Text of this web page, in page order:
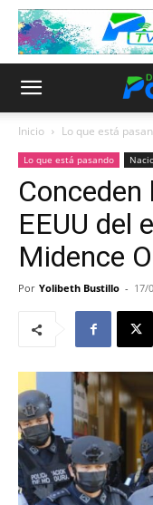
Inicio Lo que está
Lo que está pasando
EEUU del
Midence
Por Yolibeth Bustillo - 17/